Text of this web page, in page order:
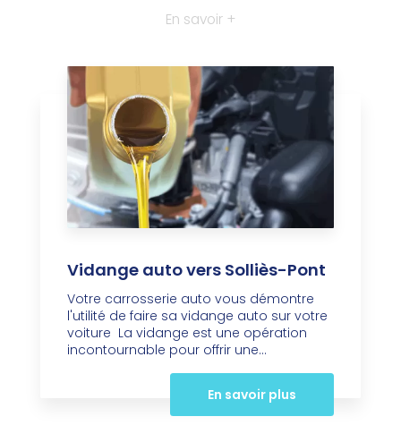
En savoir +
Vidange auto vers Solliès-Pont
Votre carrosserie auto vous démontre
l'utilité de faire sa vidange auto sur votre
voiture La vidange est une opération
incontournable pour offrir une...
En savoir plus